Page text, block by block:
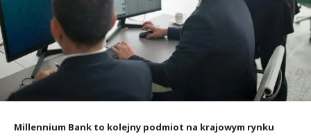
Millennium Bank to kolejny podmiot na krajowym rynku